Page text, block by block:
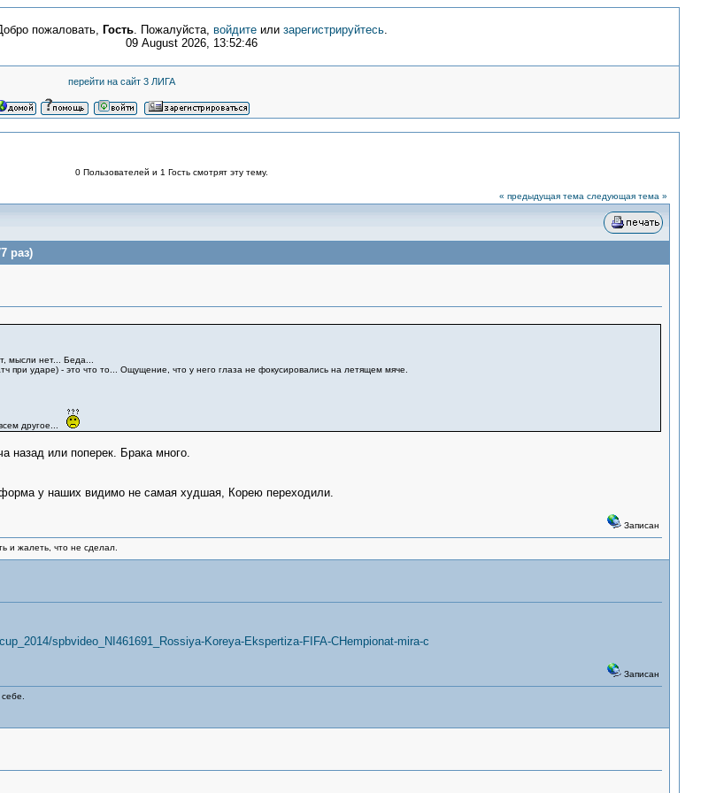
пожаловать, Гость. Пожалуйста, войдите или зарегистрируйтесь.
09 August 2026, 13:52:46
перейти на сайт 3 ЛИГА
0 Пользователей и 1 Гость смотрят эту тему.
« предыдущая тема следующая тема »
раз)
мысли нет... Беда...
при ударе) - это что то... Ощущение, что у него глаза не фокусировались на летящем мяче.
другое...
назад или поперек. Брака много.
у наших видимо не самая худшая, Корею переходили.
Записан
и жалеть, что не сделал.
spbvideo_NI461691_Rossiya-Koreya-Ekspertiza-FIFA-CHempionat-mira-c
Записан